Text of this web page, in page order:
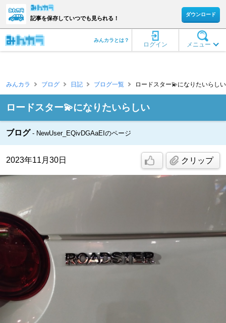
記事を保存していつでも見られる！
ダウンロード
メニュー
ログイン
みんカラとは？
みんカラ ブログ 日記 ブログ一覧 ロードスター💫になりたいらし
ロードスター💫になりたいらしい
ブログ NewUser_EQivDGAaEIのページ
2023年11月30日 クリップ